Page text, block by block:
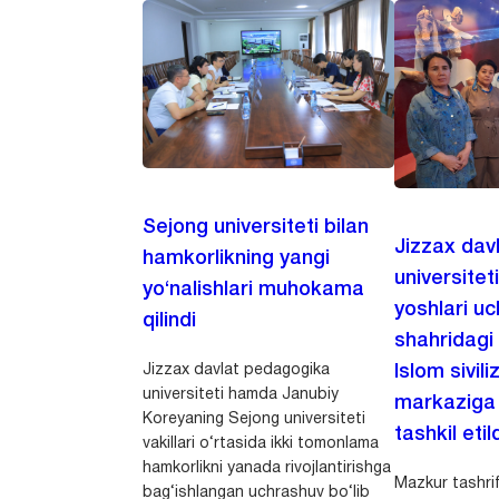
Sejong universiteti bilan
hamkorlikning yangi
yo‘nalishlari muhokama
qilindi
Jizzax davlat pedagogika
universiteti hamda Janubiy
Koreyaning Sejong universiteti
vakillari o‘rtasida ikki tomonlama
hamkorlikni yanada rivojlantirishga
bag‘ishlangan uchrashuv bo‘lib
Jizzax
yoshlari
shahridagi
Islom
markaziga
tashkil
Mazkur